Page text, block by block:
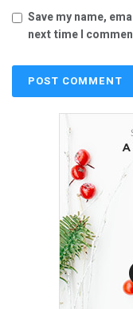
Save my name,
next time I